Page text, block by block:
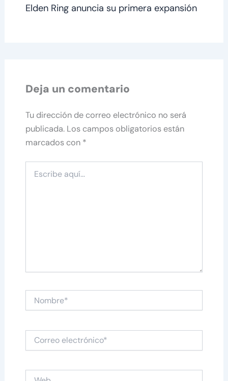
Elden Ring anuncia su primera expansión
Deja un comentario
Tu dirección de correo electrónico no será
publicada. Los campos obligatorios están
marcados con *
aquí...
Correo
electrónico*